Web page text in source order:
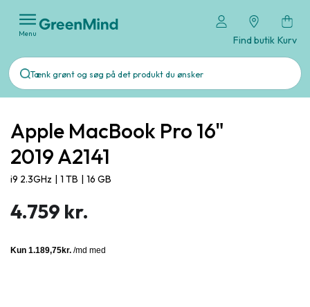
Menu
Find butik Kurv
Apple MacBook Pro 16"
2019 A2141
i9 2.3GHz | 1 TB | 16 GB
4.759 kr.